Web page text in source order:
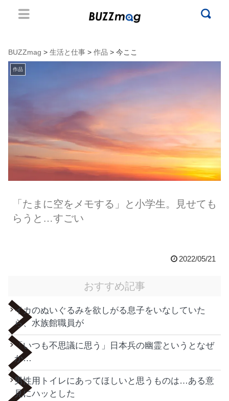
BUZZmag > 生活と仕事 > 作品 > 今ここ
作品
「たまに空をメモする」と小学生。見せても
らうと…すごい
2022/05/21
おすすめ記事
イカのぬいぐるみを欲しがる息子をいなしていた
ら、水族館職員が
「いつも不思議に思う」日本兵の幽霊というとなぜ
か…
男性用トイレにあってほしいと思うものは…ある意
見にハッとした